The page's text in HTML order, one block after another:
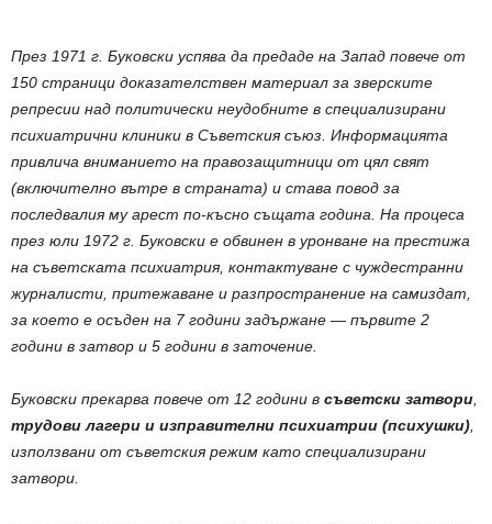
През 1971 г. Буковски успява да предаде на Запад повече от
150 страници доказателствен материал за зверските
репресии над политически неудобните в специализирани
психиатрични клиники в Съветския съюз. Информацията
привлича вниманието на правозащитници от цял свят
(включително вътре в страната) и става повод за
последвалия му арест по-късно същата година. На процеса
през юли 1972 г. Буковски е обвинен в уронване на престижа
на съветската психиатрия, контактуване с чуждестранни
журналисти, притежаване и разпространение на самиздат,
за което е осъден на 7 години задържане — първите 2
години в затвор и 5 години в заточение.
Буковски прекарва повече от 12 години в съветски затвори
трудови лагери и изправителни психиатрии (психушки)
използвани от съветския режим като специализирани
затвори.